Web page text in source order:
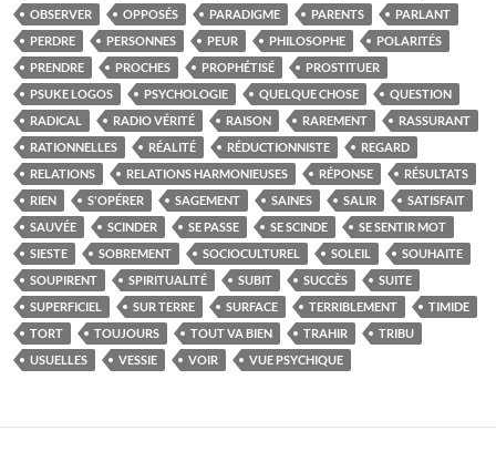
OBSERVER
OPPOSÉS PARADIGME PARENTS
PARLANT
PERDRE
PERSONNES PEUR PHILOSOPHE
POLARITÉS
PRENDRE
PROCHES PROPHÉTISÉ
PROSTITUER
PSUKE LOGOS
PSYCHOLOGIE QUELQUE CHOSE
QUESTION
RADICAL
RADIO VÉRITÉ RAISON RAREMENT
RASSURANT
RATIONNELLES
RÉALITÉ RÉDUCTIONNISTE
REGARD
RELATIONS
RELATIONS HARMONIEUSES RÉPONSE
RÉSULTATS
RIEN
S'OPÉRER SAGEMENT SAINES SALIR
SATISFAIT
SAUVÉE
SCINDER SE PASSE SE SCINDE
SE SENTIR MOT
SIESTE
SOBREMENT SOCIOCULTUREL SOLEIL
SOUHAITE
SOUPIRENT
SPIRITUALITÉ SUBIT SUCCÈS
SUITE
SUPERFICIEL
SUR TERRE SURFACE TERRIBLEMENT
TIMIDE
TORT
TOUJOURS TOUT VA BIEN TRAHIR
TRIBU
USUELLES
VESSIE VOIR VUE PSYCHIQUE